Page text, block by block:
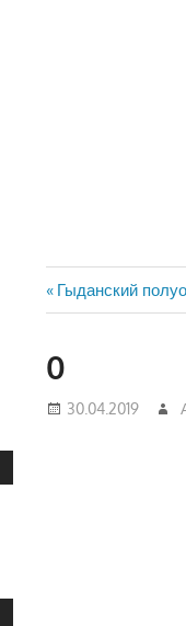
по
записям
Previous
Post:
Гыданский
0
30.04.2019